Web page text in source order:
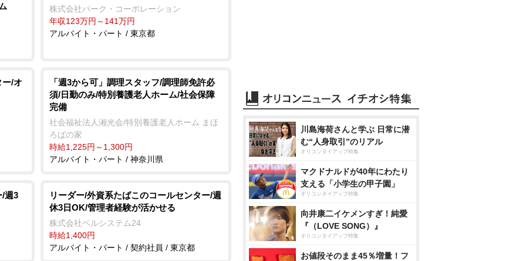
株式会社パーク・コーポレーション
年収123万円～141万円
アルバイト・パート / 東京都
/オ
「週3から可」調理スタッフ/調理師免許必
須/日勤のみ/特別養護老人ホーム/社会保障
完備
社会福祉法人湘光会/特別養護老人ホーム まほ
ろばの家
時給1,225円～1,300円
アルバイト・パート / 神奈川県
/週3
リーダー/外資系たばこのコールセンター/週
休3日OK/管理者経験が活かせる
株式会社ベルシステム24
時給1,400円
アルバイト・パート / 契約社員 / 東京都
川島海荷さんと学ぶ 日常に潜
む“人身取引”のリアル
オリコンタイアップ特集
マクドナルドが40年にわたり
支える「小学生の甲子園」
オリコンタイアップ特集
向井康二イケメンすぎ！純愛
『（LOVE SONG）』
オリコンタイアップ特集
お値段そのまま45％増量！フ